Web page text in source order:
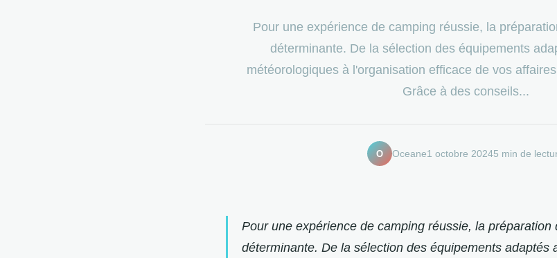
Pour une expérience de camping réussie, la
déterminante. De la sélection des équipements
météorologiques à l'organisation efficace de vos
Grâce à des conseils...
O Oceane1 octobre 20245 min de
Pour une expérience de camping réussie, la préparation
déterminante. De la sélection des équipements adaptés